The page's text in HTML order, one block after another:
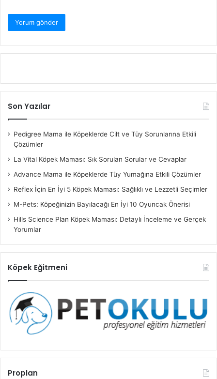
Son Yazılar
Pedigree Mama ile Köpeklerde Cilt ve Tüy Sorunlarına Etkili
Çözümler
La Vital Köpek Maması: Sık Sorulan Sorular ve Cevaplar
Advance Mama ile Köpeklerde Tüy Yumağına Etkili Çözümler
Reflex İçin En İyi 5 Köpek Maması: Sağlıklı ve Lezzetli Seçimler
M-Pets: Köpeğinizin Bayılacağı En İyi 10 Oyuncak Önerisi
Hills Science Plan Köpek Maması: Detaylı İnceleme ve Gerçek
Yorumlar
Köpek Eğitmeni
Proplan